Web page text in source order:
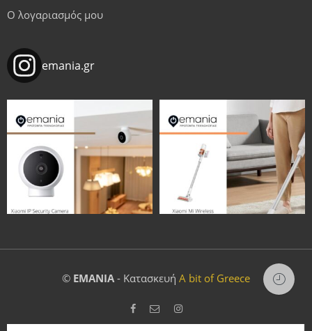
Ο λογαριασμός μου
emania.gr
© EMANIA- Κατασκευή A bit of Greece